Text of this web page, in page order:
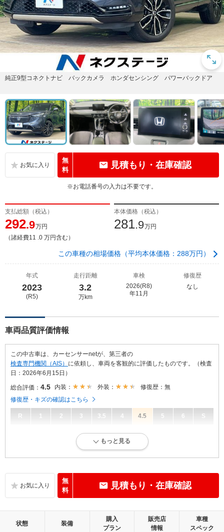
純正9型コネクトナビ バックカメラ ホンダセンシング パワーバックドア
無
料
見積もり・在庫確認
※お電話番号の入力は不要です。
支払総額（税込）
292.9万円
（諸経費11 .0 万円含む）
本体価格（税込）
281.9万円
この車種の相場価格（平均本体価格：288万円）
年式
2023
(R5)
走行距離
3.2
万km
車検
2026(R8)
年11月
修復歴
なし
車両品質評価情報
この中古車は、カーセンサーnetが、第三者の
検査専門機関（AIS） に依頼し、車両を客観的に評価したものです。（検査
日：2026年6月15日）
総合評価： 4.5 内装： 外装：
修復歴：無
修復歴・キズの確認はこちら
R 1 2 3 3.5 4 4.5 5 6 S
内外装に目立たない軽微なキズ、ヘコミが少し認められますが、良好な
目立たない軽微なダメージはありますが、良好な状態です。
外装：
キズ、ヘコミなどが少なく、あっても目立たない、良好な状態です。
もっと見る
無
料
見積もり・在庫確認
状態 装備
購入
プラン
販売店
情報
車種
スペック